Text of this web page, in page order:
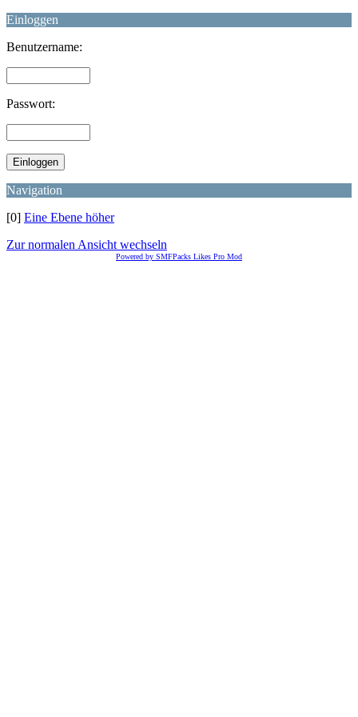
Einloggen
Benutzername:
Passwort:
Navigation
[0] Eine Ebene höher
Zur normalen Ansicht wechseln
Powered by SMFPacks Likes Pro Mod